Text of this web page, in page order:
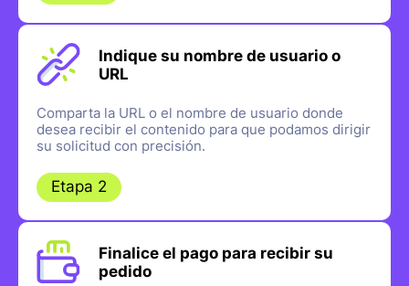
Indique su nombre de usuario o
URL
Comparta la URL o el nombre de usuario donde
desea recibir el contenido para que podamos dirigir
su solicitud con precisión.
Etapa 2
Finalice el pago para recibir su
pedido